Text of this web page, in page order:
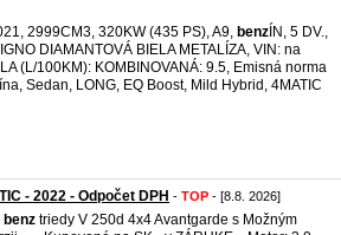
2999CM3, 320KW (435 PS), A9, benz ÍN, 5 DV.,
DIAMANTOVÁ BIELA METALÍZA, VIN: na
(L/100KM): KOMBINOVANÁ: 9.5, Emisná norma
Sedan, LONG, EQ Boost, Mild Hybrid, 4MATIC
- 2022 - Odpočet DPH - TOP - [8.8. 2026]
benz triedy V 250d 4x4 Avantgarde s Možným